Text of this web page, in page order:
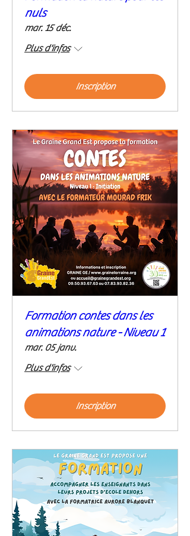
nuls
mar. 15 déc.
Plus d'infos
Inscription
Formation contes dans les
animations nature - Niveau 1
mar. 05 janv.
Plus d'infos
Inscription